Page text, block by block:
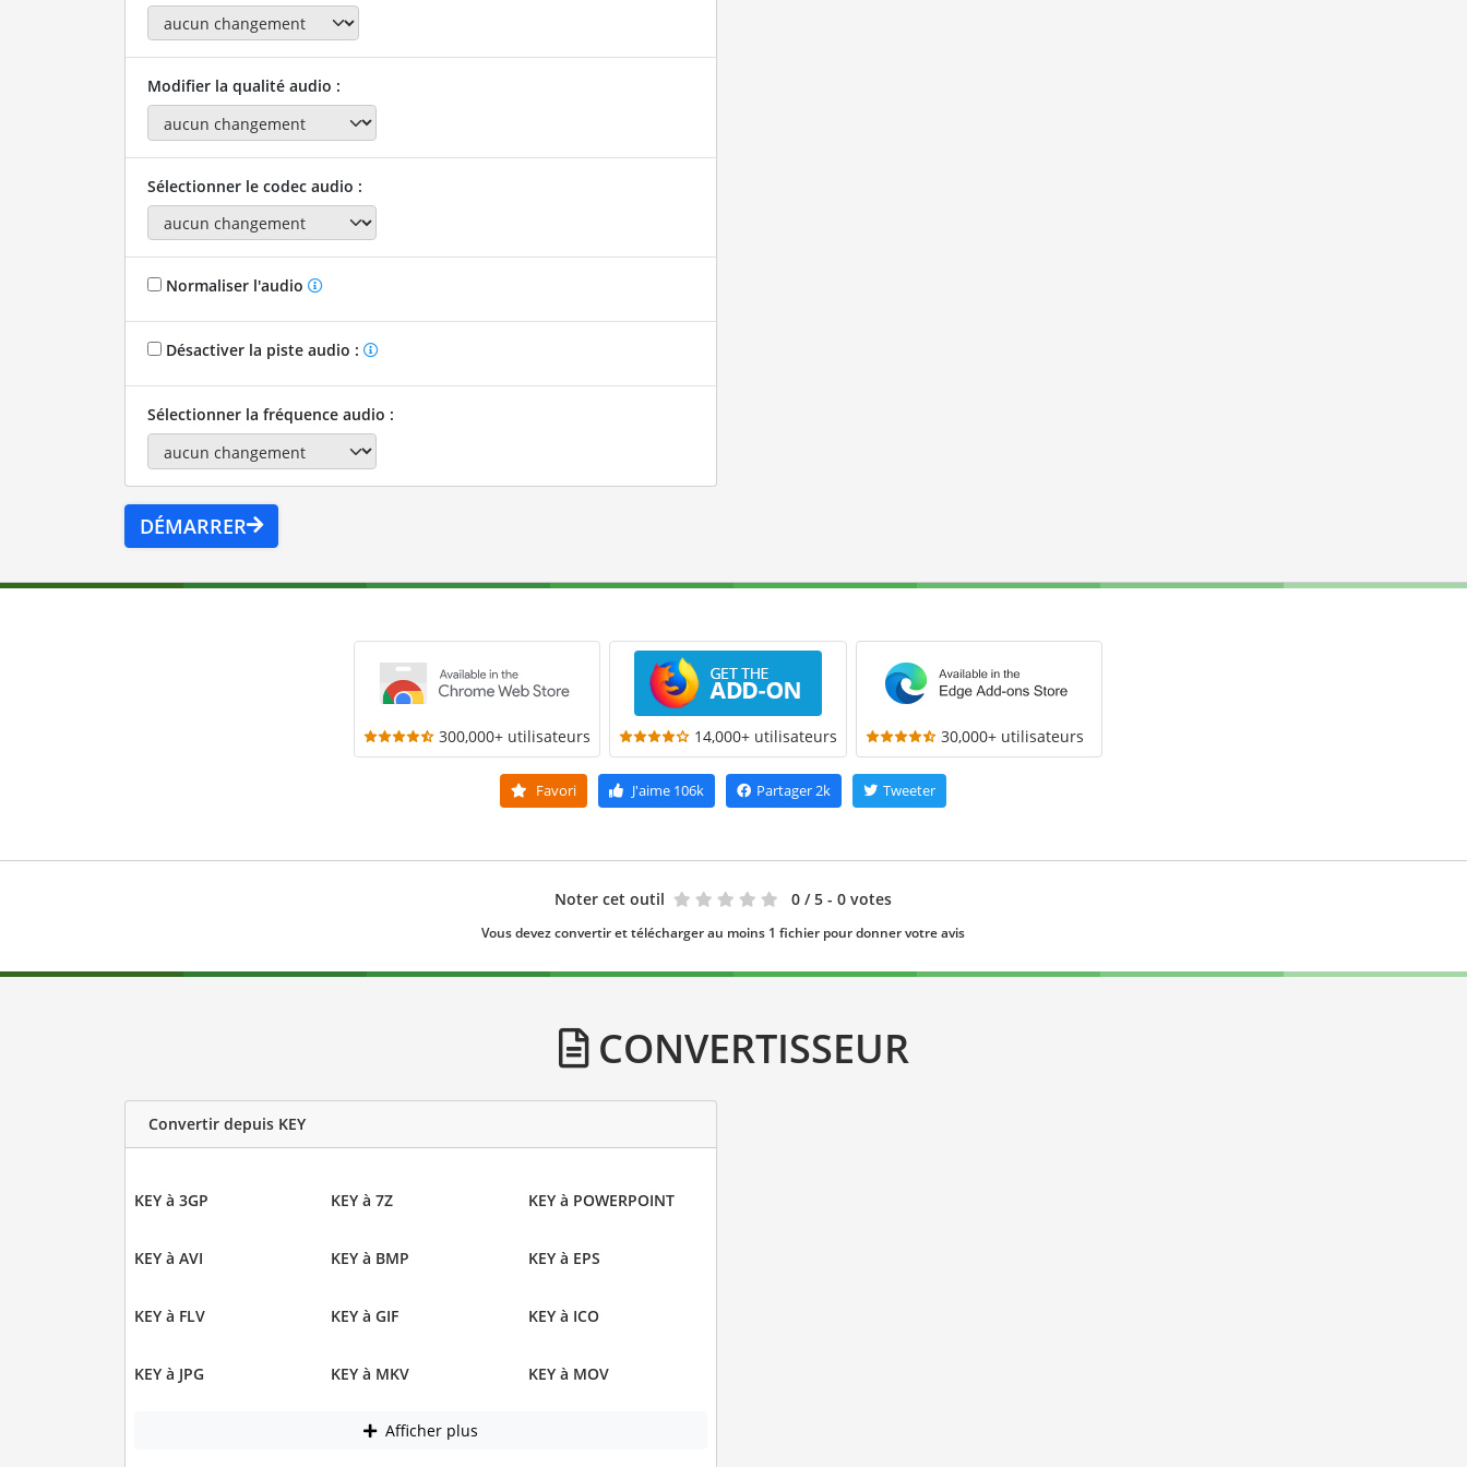
Modifier la qualité audio :
Sélectionner le codec audio :
Normaliser l'audio
Désactiver la piste audio :
Sélectionner la fréquence audio :
DÉMARRER
300,000+ utilisateurs 14,000+ utilisateurs 30,000+ utilisateurs
Favori J'aime106k Partager2k Tweeter
Noter cet outil 0 / 5 - 0 votes
Vous devez convertir et télécharger au moins 1 fichier pour donner votre avis
CONVERTISSEUR
Convertir depuis KEY
KEY à 3GP KEY à 7Z KEY à POWERPOINT
KEY à AVI KEY à BMP KEY à EPS
KEY à FLV KEY à GIF KEY à ICO
KEY à JPG KEY à MKV KEY à MOV
Afficher plus